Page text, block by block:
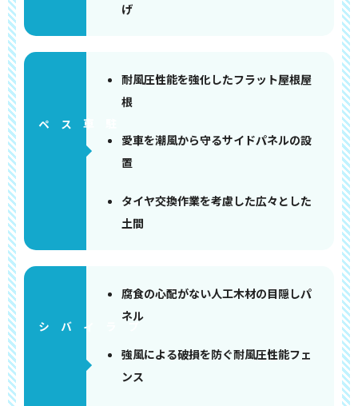
げ
耐風圧性能を強化したフラット屋根屋
根
愛車を潮風から守るサイドパネルの設
置
タイヤ交換作業を考慮した広々とした
土間
腐食の心配がない人工木材の目隠しパ
ネル
強風による破損を防ぐ耐風圧性能フェ
ンス